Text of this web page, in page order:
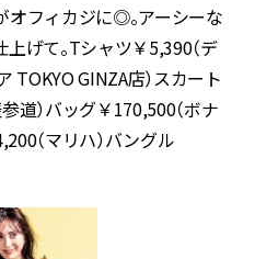
フィカジに◎。アーシーな
げて。Tシャツ￥5,390（デ
TOKYO GINZA店）スカート
道）バッグ￥170,500（ボナ
（マリハ）バングル